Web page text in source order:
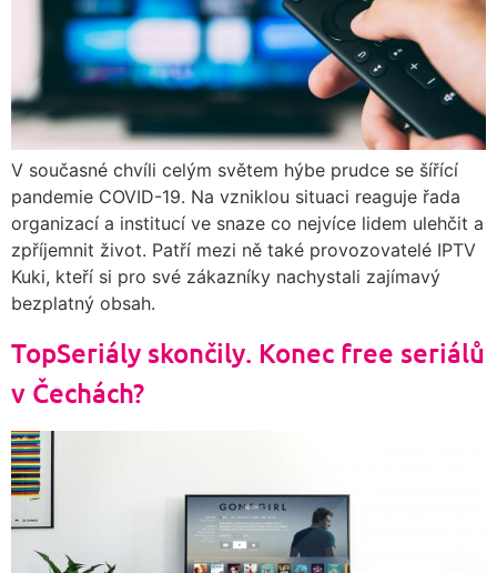
V současné chvíli celým světem hýbe prudce se šířící
pandemie COVID-19. Na vzniklou situaci reaguje řada
organizací a institucí ve snaze co nejvíce lidem ulehčit a
zpříjemnit život. Patří mezi ně také provozovatelé IPTV
Kuki, kteří si pro své zákazníky nachystali zajímavý
bezplatný obsah.
TopSeriály skončily. Konec free seriálů
v Čechách?